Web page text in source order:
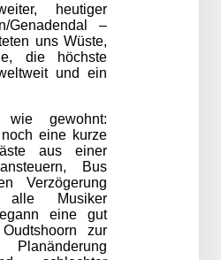
heutiger
Genadendal –
uns Wüste,
die höchste
und ein
gewohnt:
eine kurze
aus einer
Bus
Verzögerung
alle Musiker
eine gut
zur